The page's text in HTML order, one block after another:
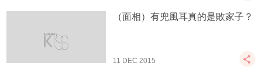
（面相）有兜風耳真的是敗家子？
11 DEC 2015